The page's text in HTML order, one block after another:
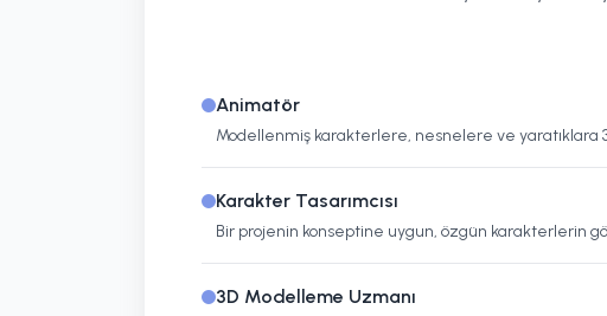
Animatör
Modellenmiş karakterlere, nesnelere ve yaratıklara
Karakter Tasarımcısı
Bir projenin konseptine uygun, özgün karakterlerin
3D Modelleme Uzmanı